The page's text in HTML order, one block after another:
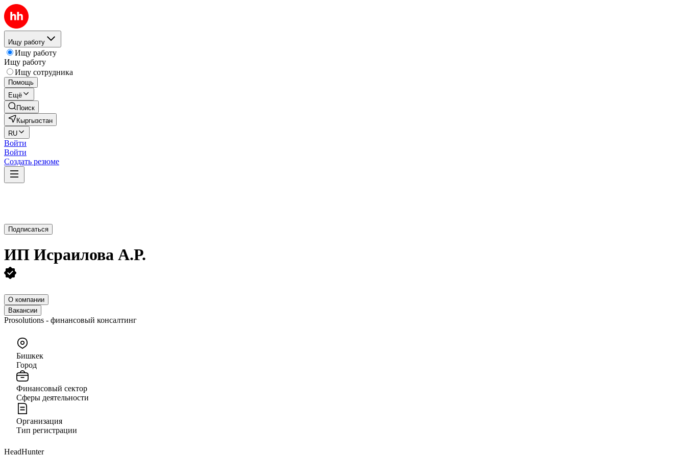
Ищу работу
Ищу работу
Ищу работу
Ищу сотрудника
Помощь
Ещё
Поиск
Кыргызстан
RU
Войти
Войти
Создать резюме
Подписаться
ИП Исраилова А.Р.
О компании
Вакансии
Prosolutions - финансовый консалтинг
Бишкек
Город
Финансовый сектор
Сферы деятельности
Организация
Тип регистрации
HeadHunter